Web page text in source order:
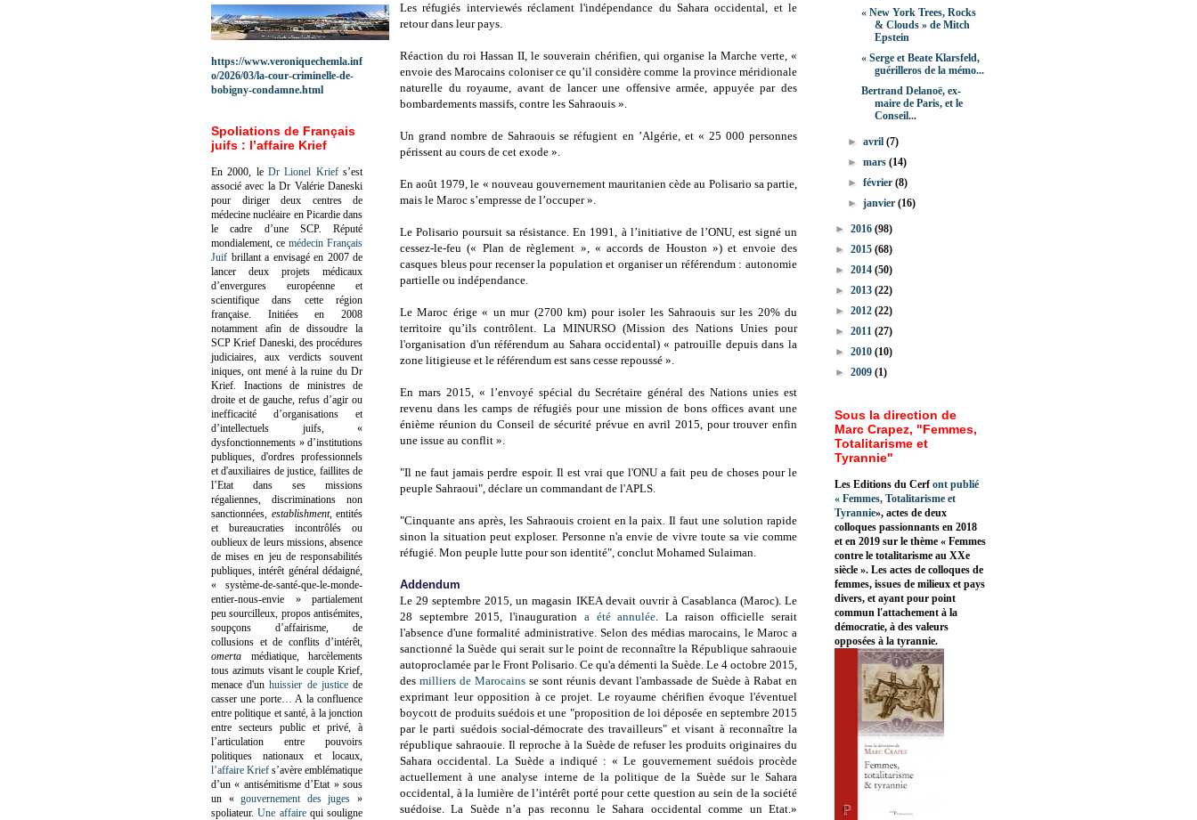
Les réfugiés interviewés réclament l'indépendance du Sahara occidental, et le
retour dans leur pays.
Réaction du roi Hassan II, le souverain chérifien, qui organise la Marche verte, «
envoie des Marocains coloniser ce qu’il considère comme la province méridionale
naturelle du royaume, avant de lancer une offensive armée, appuyée par des
bombardements massifs, contre les Sahraouis ».
Un grand nombre de Sahraouis se réfugient en ’Algérie, et « 25 000 personnes
périssent au cours de cet exode ».
En août 1979, le « nouveau gouvernement mauritanien cède au Polisario sa partie,
mais le Maroc s’empresse de l’occuper ».
Le Polisario poursuit sa résistance. En 1991, à l’initiative de l’ONU, est signé un
cessez-le-feu (« Plan de règlement », « accords de Houston ») et envoie des
casques bleus pour recenser la population et organiser un référendum : autonomie
partielle ou indépendance.
Le Maroc érige « un mur (2700 km) pour isoler les Sahraouis sur les 20% du
territoire qu’ils contrôlent. La MINURSO (Mission des Nations Unies pour
l'organisation d'un référendum au Sahara occidental) « patrouille depuis dans la
zone litigieuse et le référendum est sans cesse repoussé ».
En mars 2015, « l’envoyé spécial du Secrétaire général des Nations unies est
revenu dans les camps de réfugiés pour une mission de bons offices avant une
énième réunion du Conseil de sécurité prévue en avril 2015, pour trouver enfin
une issue au conflit ».
"Il ne faut jamais perdre espoir. Il est vrai que l'ONU a fait peu de choses pour le
peuple Sahraoui", déclare un commandant de l'APLS.
"Cinquante ans après, les Sahraouis croient en la paix. Il faut une solution rapide
sinon la situation peut exploser. Personne n'a envie de vivre toute sa vie comme
réfugié. Mon peuple lutte pour son identité", conclut Mohamed Sulaiman.
Addendum
Le 29 septembre 2015, un magasin IKEA devait ouvrir à Casablanca (Maroc). Le
28 septembre 2015, l'inauguration a été annulée. La raison officielle serait
l'absence d'une formalité administrative. Selon des médias marocains, le Maroc a
sanctionné la Suède qui serait sur le point de reconnaître la République sahraouie
autoproclamée par le Front Polisario. Ce qu'a démenti la Suède. Le 4 octobre 2015,
des milliers de Marocains se sont réunis devant l'ambassade de Suède à Rabat en
exprimant leur opposition à ce projet. Le royaume chérifien évoque l'éventuel
boycott de produits suédois et une "proposition de loi déposée en septembre 2015
par le parti suédois social-démocrate des travailleurs" et visant à reconnaître la
république sahraouie. Il reproche à la Suède de refuser les produits originaires du
Sahara occidental. La Suède a indiqué : « Le gouvernement suédois procède
actuellement à une analyse interne de la politique de la Suède sur le Sahara
occidental, à la lumière de l’intérêt porté pour cette question au sein de la société
suédoise. La Suède n’a pas reconnu le Sahara occidental comme un Etat.»
https://www.veroniquechemla.inf
o/2026/03/la-cour-criminelle-de-
bobigny-condamne.html
Spoliations de Français
juifs : l’affaire Krief
En 2000, le Dr Lionel Kriefs’est
associé avec la Dr Valérie Daneski
pour diriger deux centres de
médecine nucléaire en Picardie dans
le cadre d’une SCP. Réputé
mondialement, ce médecin Français
Juif brillant a envisagé en 2007 de
lancer deux projets médicaux
d’envergures européenne et
scientifique dans cette région
française. Initiées en 2008
notamment afin de dissoudre la
SCP Krief Daneski, des procédures
judiciaires, aux verdicts souvent
iniques, ont mené à la ruine du Dr
Krief. Inactions de ministres de
droite et de gauche, refus d’agir ou
inefficacité d’organisations et
d’intellectuels juifs, «
dysfonctionnements » d’institutions
publiques, d'ordres professionnels
et d'auxiliaires de justice, faillites de
l’Etat dans ses missions
régaliennes, discriminations non
sanctionnées, establishment, entités
et bureaucraties incontrôlés ou
oublieux de leurs missions, absence
de mises en jeu de responsabilités
publiques, intérêt général dédaigné,
« système-de-santé-que-le-monde-
entier-nous-envie » partialement
peu sourcilleux, propos antisémites,
soupçons d’affairisme, de
collusions et de conflits d’intérêt,
omerta médiatique, harcèlements
tous azimuts visant le couple Krief,
menace d'unhuissier de justicede
casser une porte… A la confluence
entre politique et santé, à la jonction
entre secteurs public et privé, à
l’articulation entre pouvoirs
politiques nationaux et locaux,
l’affaire Krief s’avère emblématique
d’un « antisémitisme d’Etat » sous
un «gouvernement des juges »
spoliateur.Une affairequi souligne
« New York Trees, Rocks
& Clouds » de Mitch
Epstein
« Serge et Beate Klarsfeld,
guérilleros de la mémo...
Bertrand Delanoë, ex-
maire de Paris, et le
Conseil...
►avril(7)
►mars(14)
►février(8)
►janvier(16)
► 2016 (98)
► 2015 (68)
► 2014 (50)
► 2013 (22)
► 2012 (22)
► 2011 (27)
► 2010 (10)
► 2009 (1)
Sous la direction de
Marc Crapez, "Femmes,
Totalitarisme et
Tyrannie"
Les Editions du Cerfont publié
« Femmes, Totalitarisme et
Tyrannie», actes de deux
colloques passionnants en 2018
et en 2019 sur le thème « Femmes
contre le totalitarisme au XXe
siècle ». Les actes de colloques de
femmes, issues de milieux et pays
divers, et ayant pour point
commun l'attachement à la
démocratie, à des valeurs
opposées à la tyrannie.